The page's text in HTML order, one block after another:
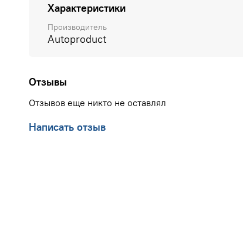
Характеристики
Производитель
Autoproduct
Отзывы
Отзывов еще никто не оставлял
Написать отзыв